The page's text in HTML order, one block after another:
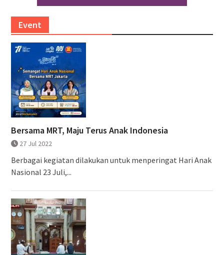
Event
Bersama MRT, Maju Terus Anak Indonesia
27 Jul 2022
Berbagai kegiatan dilakukan untuk menperingat Hari Anak
Nasional 23 Juli,...